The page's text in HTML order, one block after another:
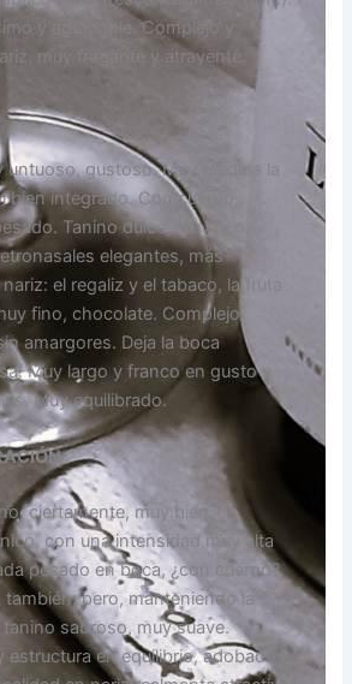
y agradable. Complejo y
muy fragante y atrayente.
untuoso, gustoso. Muy medida la
bien integrado. Con cuerpo,
Tanino dulce, muy rico,
elegantes, más
el regaliz y el tabaco, la fruta
fino, chocolate. Complejo,
amargores. Deja la boca
Muy largo y franco en gusto y
Muy equilibrado.
ciertamente, muy bien
con una intensidad muy alta
pesado en boca, ¿con cuerpo?,
pero, manteniendo la
sabroso, muy suave.
en equilibrio, adobados